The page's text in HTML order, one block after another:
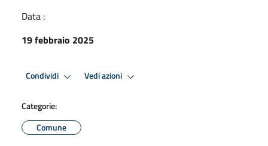
Data :
19 febbraio 2025
Condividi Vedi azioni
Categorie:
Comune